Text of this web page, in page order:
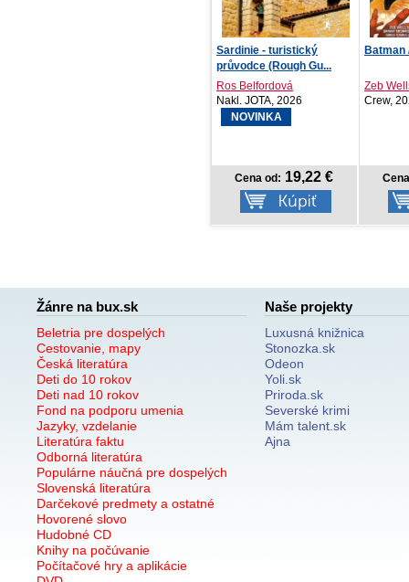
Sardinie - turistický
průvodce (Rough Gu...
Ros Belfordová
Nakl. JOTA, 2026
NOVINKA
Cena od: 19,22 €
Batman
Zeb
Crew,
Žánre na bux.sk
Beletria pre dospelých
Cestovanie, mapy
Česká literatúra
Deti do 10 rokov
Deti nad 10 rokov
Fond na podporu umenia
Jazyky, vzdelanie
Literatúra faktu
Odborná literatúra
Populárne náučná pre dospelých
Slovenská literatúra
Darčekové predmety a ostatné
Hovorené slovo
Hudobné CD
Knihy na počúvanie
Počítačové hry a aplikácie
Naše projekty
Luxusná knižnica
Stonozka.sk
Odeon
Yoli.sk
Priroda.sk
Severské krimi
Mám talent.sk
Ajna